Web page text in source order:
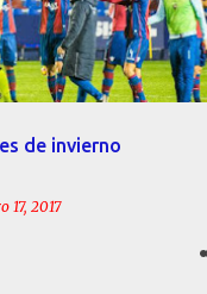
de invierno
17, 2017